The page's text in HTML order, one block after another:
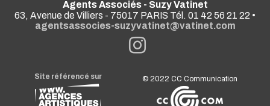
Agents Associés - Suzy Vatinet
63, Avenue de Villiers - 75017 PARIS Tél. 01 42 56 21 22 •
agentsassocies-suzyvatinet@vatinet.com
Site référencé sur © 2022CC Communication